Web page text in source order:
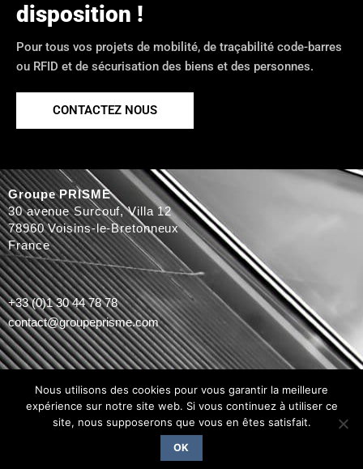
disposition !
Pour tous vos projets de mobilité, de traçabilité code-barres
ou RFID et de sécurisation des biens et des personnes.
CONTACTEZ NOUS
Groupe PRISME
30 avenue Surcouf, Villa 12
78960 Voisins-le-Bretonneux
France
+33 (0)1 30 44 78 78
contact@groupeprisme.com
Nous suivre
–Conditions d’utilisation
Nous utilisons des cookies pour vous garantir la meilleure
expérience sur notre site web. Si vous continuez à utiliser ce
site, nous supposerons que vous en êtes satisfait.
OK